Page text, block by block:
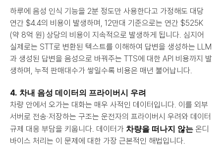
하루에 음성 인식 기능을 2분 정도만 사용한다고 가정해도 대당
연간 $4.4의 비용이 발생하며, 12만대 기준으로는 연간 $525K
(약 8억 원) 상당의 비용이 지속적으로 발생하게 됩니다. 심지어
실제로는 STT로 변환된 텍스트를 이해하여 답변을 생성하는 LLM
과 생성된 답변을 음성으로 바꿔주는 TTS에 대한 API 비용까지 발
생하며, 누적 판매대수가 쌓일수록 비용은 매년 불어납니다.
4. 차내 음성 데이터의 프라이버시 우려
차량 안에서 오가는 대화는 매우 사적인 데이터입니다. 이를 외부
서버로 전송·저장하는 구조는 운전자의 프라이버시 우려와 데이터
규제 대응 부담을 키웁니다. 데이터가 차량을 떠나지 않는 온디
바이스 처리는 이 문제에 대한 가장 근본적인 해법입니다.